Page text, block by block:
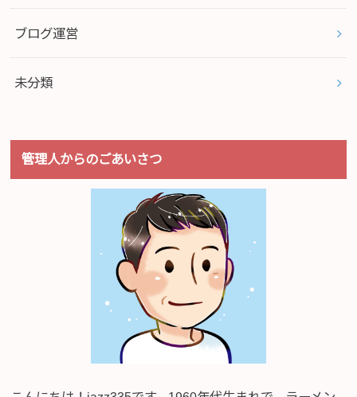
ブログ運営
未分類
管理人からのごあいさつ